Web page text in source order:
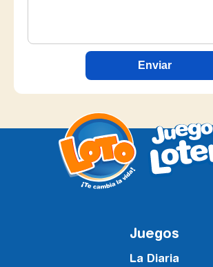
Enviar
Juegos
La Diaria